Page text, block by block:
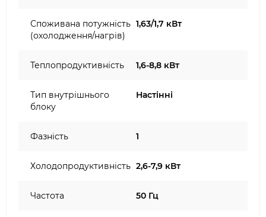
Споживана потужність
(охолодження/нагрів)
1,63/1,7 кВт
Теплопродуктивність 1,6-8,8 кВт
Тип внутрішнього
блоку
Настінні
Фазність 1
Холодопродуктивність 2,6-7,9 кВт
Частота 50 Гц